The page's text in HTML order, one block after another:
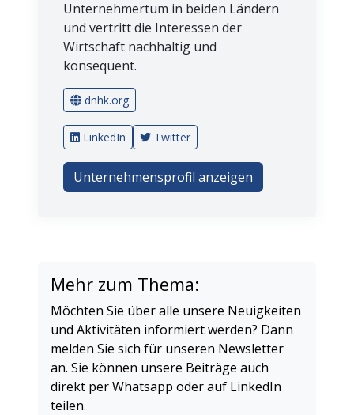
Unternehmertum in beiden Ländern
und vertritt die Interessen der
Wirtschaft nachhaltig und
konsequent.
dnhk.org
LinkedIn Twitter
Unternehmensprofil anzeigen
Mehr zum Thema:
Möchten Sie über alle unsere Neuigkeiten
und Aktivitäten informiert werden? Dann
melden Sie sich für unseren Newsletter
an. Sie können unsere Beiträge auch
direkt per Whatsapp oder auf LinkedIn
teilen.